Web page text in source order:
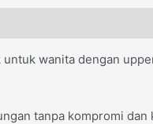
wanita dengan
tanpa kompromi